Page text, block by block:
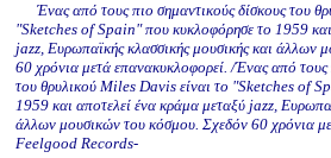
Ένας από τους πιο σημαντικούς δίσκους του
"Sketches of Spain" που κυκλοφόρησε το 1959
jazz, Ευρωπαϊκής κλασσικής μουσικής και άλλων
60 χρόνια μετά επανακυκλοφορεί. /Ένας από τους
του θρυλικού Miles Davis είναι το "Sketches of
1959 και αποτελεί ένα κράμα μεταξύ jazz,
άλλων μουσικών του κόσμου. Σχεδόν 60 χρόνια
Feelgood Records-